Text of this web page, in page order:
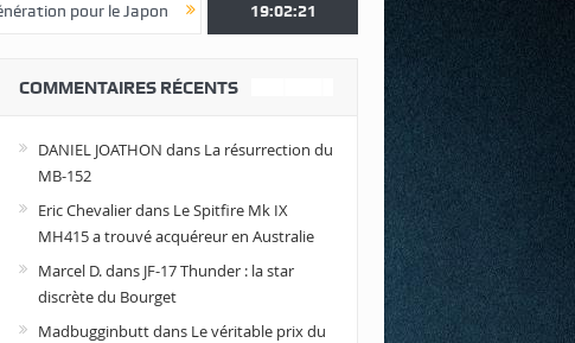
Une journée spotter à Luxeuil Envolez-vous avec Air Legend 2021 !
19:02:23
COMMENTAIRES RÉCENTS
DANIEL JOATHON dans La résurrection du
MB-152
Eric Chevalierdans Le Spitfire Mk IX
MH415 a trouvé acquéreur en Australie
Marcel D.dans JF-17 Thunder : la star
discrète du Bourget
Madbugginbuttdans Le véritable prix du